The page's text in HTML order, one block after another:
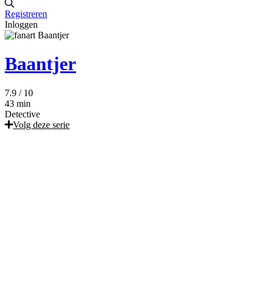
Registreren
Inloggen
Baantjer
7.9 / 10
43 min
Detective
Volg deze serie